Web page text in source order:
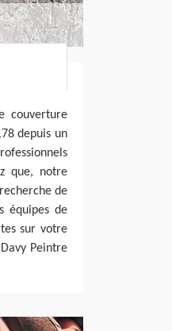
couverture
depuis un
que, notre
de
équipes de
sur votre
Peintre